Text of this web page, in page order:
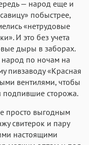
— народ еще и
побыстрее,
«нетрудовые
И это без учета
дыры в заборах.
по ночам на
пивзаводу «Красная
вентилями, чтобы
подпившие сторожа.
просто выгодным
свитерок и пару
настоящими